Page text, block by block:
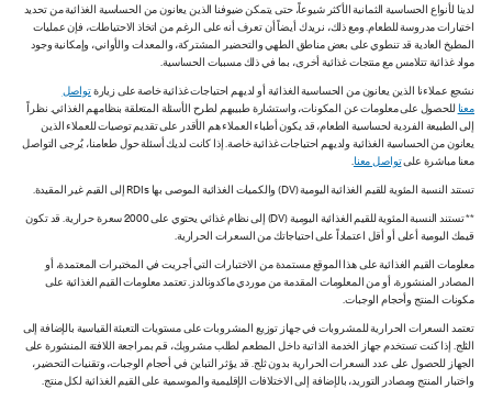
لدينا لأنواع الحساسية الثمانية الأكثر شيوعاً، حتى يتمكن ضيوفنا الذين يعانون من الحساسية الغذائية من تحديد
اختيارات مدروسة للطعام. ومع ذلك، نريدك أيضاً أن تعرف أنه على الرغم من اتخاذ الاحتياطات، فإن عمليات
المطبخ العادية قد تنطوي على بعض مناطق الطهي والتحضير المشتركة، والمعدات والأواني، وإمكانية وجود
مواد غذائية تتلامس مع منتجات غذائية أخرى، بما في ذلك مسببات الحساسية.
نشجع عملاءنا الذين يعانون من الحساسية الغذائية أو لديهم احتياجات غذائية خاصة على زيارةتواصل
معنا للحصول على معلومات عن المكونات، واستشارة طبيبهم لطرح الأسئلة المتعلقة بنظامهم الغذائي. نظراً
إلى الطبيعة الفردية لحساسية الطعام، قد يكون أطباء العملاء هم الأقدر على تقديم توصيات للعملاء الذين
يعانون من الحساسية الغذائية ولديهم احتياجات غذائية خاصة. إذا كانت لديك أسئلة حول طعامنا، يُرجى التواصل
معنا مباشرة علىتواصل معنا.
تستند النسبة المئوية للقيم الغذائية اليومية (DV) والكميات الغذائية الموصى بها RDIs إلى القيم غير المقيدة.
** تستند النسبة المئوية للقيم الغذائية اليومية (DV) إلى نظام غذائي يحتوي على 2000 سعرة حرارية. قد تكون
قيمك اليومية أعلى أو أقل اعتماداً على احتياجاتك من السعرات الحرارية.
معلومات القيم الغذائية على هذا الموقع مستمدة من الاختبارات التي أجريت في المختبرات المعتمدة، أو
المصادر المنشورة، أو من المعلومات المقدمة من موردي ماكدونالدز. تعتمد معلومات القيم الغذائية على
مكونات المنتج وأحجام الوجبات.
تعتمد السعرات الحرارية للمشروبات في جهاز توزيع المشروبات على مستويات التعبئة القياسية بالإضافة إلى
الثلج. إذا كنت تستخدم جهاز الخدمة الذاتية داخل المطعم لطلب مشروبك، قم بمراجعة اللافتة المنشورة على
الجهاز للحصول على عدد السعرات الحرارية بدون ثلج. قد يؤثر التباين في أحجام الوجبات، وتقنيات التحضير،
واختبار المنتج ومصادر التوريد، بالإضافة إلى الاختلافات الإقليمية والموسمية على القيم الغذائية لكل منتج.